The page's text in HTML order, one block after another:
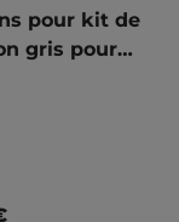
pour kit de
gris pour